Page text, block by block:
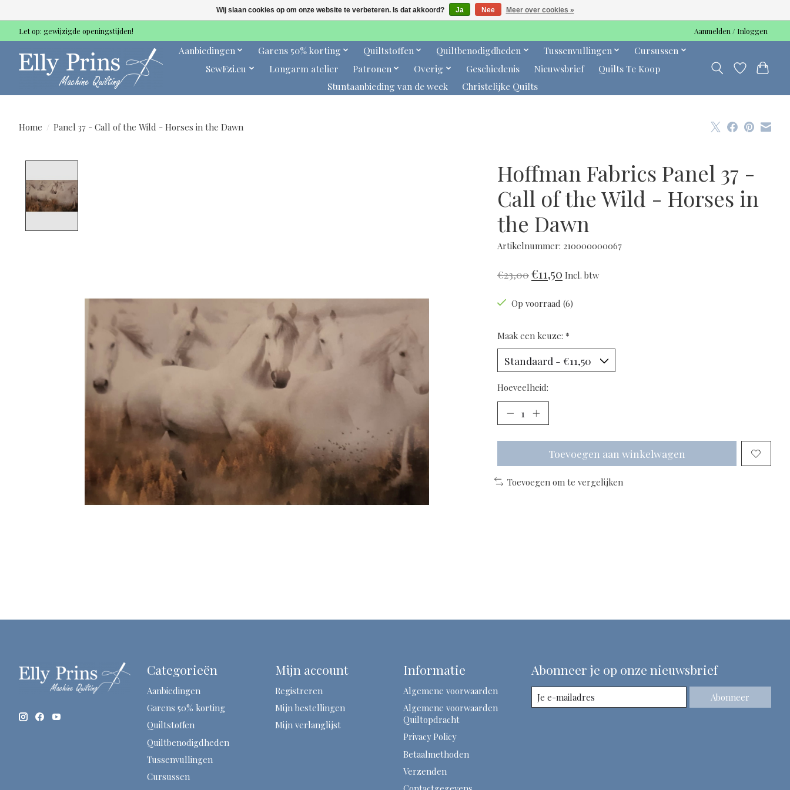
Let op: gewijzigde openingstijden! Aanmelden / Inloggen
Aanbiedingen Garens 50% korting Quiltstoffen Quiltbenodigdheden Tussenvullingen
Cursussen
SewEzi.eu
Longarm atelier Patronen Overig Geschiedenis Nieuwsbrief
Quilts Te Koop
Stuntaanbieding van de week
Christelijke Quilts
Home / Panel 37 - Call of the Wild - Horses in the Dawn
Hoffman Fabrics Panel 37 -
Call of the Wild - Horses in
the Dawn
Artikelnummer: 210000000067
€23,00€11,50 Incl. btw
Op voorraad (6)
Maak een keuze: *
Hoeveelheid:
Toevoegen aan winkelwagen
Toevoegen om te vergelijken
Categorieën
Aanbiedingen
Garens 50% korting
Quiltstoffen
Quiltbenodigdheden
Tussenvullingen
Cursussen
Mijn account
Registreren
Mijn bestellingen
Mijn verlanglijst
Informatie
Algemene voorwaarden
Algemene voorwaarden
Quiltopdracht
Privacy Policy
Betaalmethoden
Verzenden
Abonneer je op onze nieuwsbrief
Abonneer
Wij slaan cookies op om onze website te verbeteren. Is dat akkoord? Ja Nee Meer over cookies »